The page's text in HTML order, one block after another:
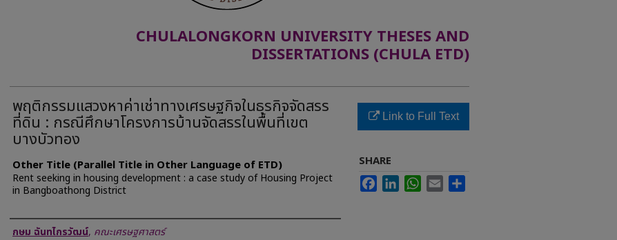
CHULALONGKORN UNIVERSITY THESES AND
DISSERTATIONS (CHULA ETD)
พฤติกรรมแสวงหาค่าเช่าทางเศรษฐกิจในธุรกิจจัดสรร
ที่ดิน : กรณีศึกษาโครงการบ้านจัดสรรในพื้นที่เขต
บางบัวทอง
Other Title (Parallel Title in Other Language of ETD)
Rent seeking in housing development : a case study of Housing Project
in Bangboathong District
Author
กษม ฉันทไกรวัฒน์, คณะเศรษฐศาสตร์
Link to Full Text
SHARE
FacebookLinkedInWhatsApp
Email